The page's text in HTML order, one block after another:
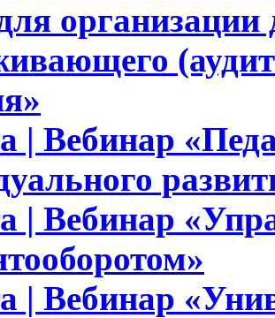
организации
| Вебинар
| Вебинар
| Вебинар